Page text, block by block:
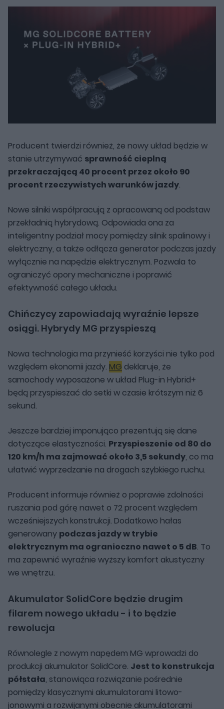
Producent twierdzi również, że nowy układ będzie w
stanie utrzymywać sprawność cieplną
przekraczającą 40 procent przez około 90
procent rzeczywistych warunków jazdy.
Nowe silniki współpracują z opracowaną od podstaw
przekładnią hybrydową. Odpowiada ona za
inteligentny podział mocy pomiędzy silnik spalinowy i
elektryczny, a także odłącza generator podczas jazdy
wyłącznie na napędzie elektrycznym. Pozwala to
ograniczyć opory mechaniczne i poprawić
efektywność całego układu.
Chińczycy zapowiadają wyraźnie lepsze
osiągi. Hybrydy MG przyspieszą
Nowa technologia ma przynieść korzyści nie tylko pod
względem ekonomii jazdy. MG deklaruje, że
samochody wyposażone w układ Plug-in Hybrid+
będą przyspieszać do setki w czasie krótszym niż 6
sekund.
Jeszcze bardziej imponująco prezentują się dane
dotyczące elastyczności. Przyspieszenie od 80 do
120 km/h ma zajmować około 3,5 sekundy, co ma
ułatwić wyprzedzanie na drogach szybkiego ruchu.
Producent informuje również o poprawie zdolności
ruszania pod górę nawet o 72 procent względem
wcześniejszych konstrukcji. Dodatkowo hałas
generowany podczas jazdy w trybie
elektrycznym ma ogranioczno nawet o 5 dB. To
ma zapewnić wyraźnie wyższy komfort akustyczny
we wnętrzu.
Akumulator SolidCore będzie drugim
filarem nowego układu - i to będzie
rewolucja
Równolegle z nowym napędem MG wprowadzi do
produkcji akumulator SolidCore. Jest to konstrukcja
półstała, stanowiąca rozwiązanie pośrednie
pomiędzy klasycznymi akumulatorami litowo-
jonowymi a rozwijanymi obecnie akumulatorami